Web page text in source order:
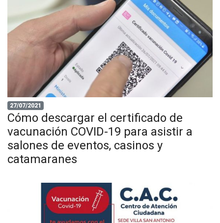
27/07/2021
Cómo descargar el certificado de
vacunación COVID-19 para asistir a
salones de eventos, casinos y
catamaranes